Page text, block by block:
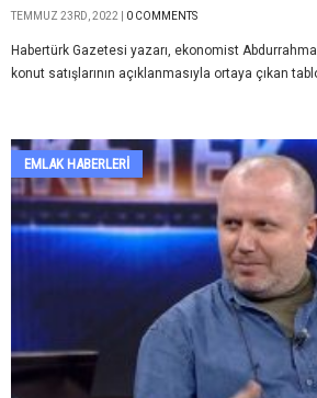
TEMMUZ 23RD, 2022 | 0 COMMENTS
Habertürk Gazetesi yazarı, ekonomist Abdurrahman
konut satışlarının açıklanmasıyla ortaya çıkan
EMLAK HABERLERI